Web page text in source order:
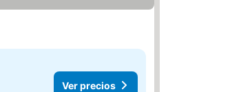
Ver precios